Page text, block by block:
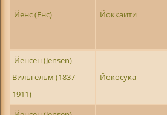
Йенс (Енс) Йоккаити
Йенсен (Jensen)
Вильгельм (1837-
1911)
Йокосука